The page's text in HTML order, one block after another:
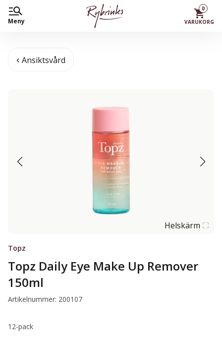
Meny
0
VARUKORG
Ansiktsvård
Helskärm
Topz
Topz Daily Eye Make Up Remover
150ml
Artikelnummer: 200107
12-pack